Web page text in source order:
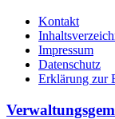
Kontakt
Impressum
Datenschutz
Erklärung zur